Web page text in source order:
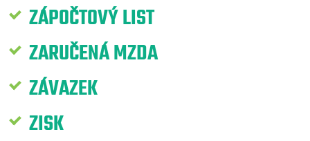
ZÁPOČTOVÝ LIST
ZARUČENÁ MZDA
ZÁVAZEK
ZISK